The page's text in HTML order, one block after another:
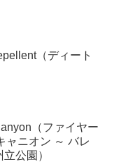
（ディート
（ファイヤー
ャニオン ～ バレ
公園）